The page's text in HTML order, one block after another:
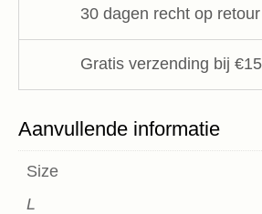
30 dagen recht op retour
Gratis verzending bij
Aanvullende informatie
Size
L